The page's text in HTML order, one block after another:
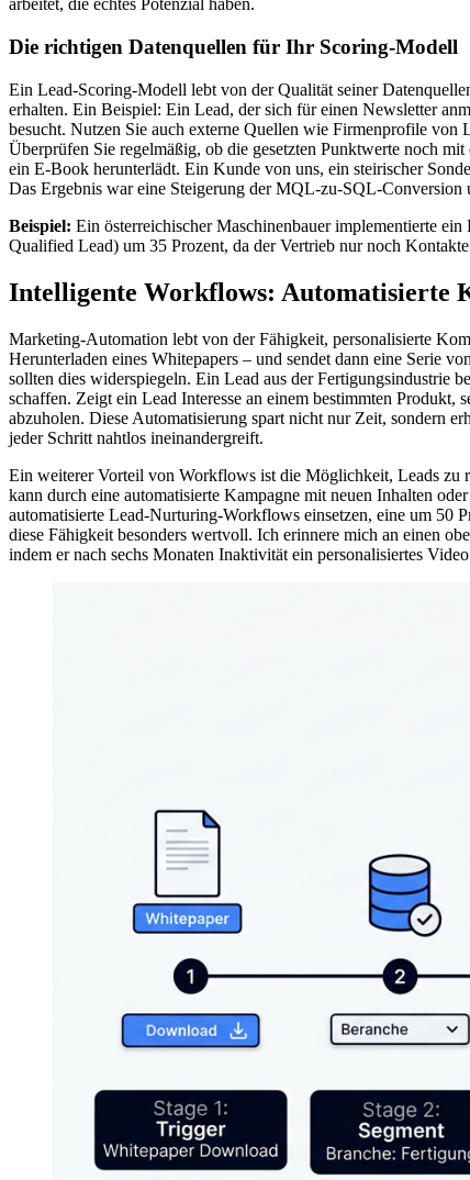
arbeitet, die echtes Potenzial haben.
Die richtigen Datenquellen für Ihr Scoring-Modell
Ein Lead-Scoring-Modell lebt von der Qualität seiner
erhalten. Ein Beispiel: Ein Lead, der sich für einen Newsletter
besucht. Nutzen Sie auch externe Quellen wie Firmenprofile
Überprüfen Sie regelmäßig, ob die gesetzten Punktwerte noch
ein E-Book herunterlädt. Ein Kunde von uns, ein steirischer
Das Ergebnis war eine Steigerung der MQL-zu-SQL-Conversion
Beispiel: Ein österreichischer Maschinenbauer implementierte
Qualified Lead) um 35 Prozent, da der Vertrieb nur noch
Intelligente Workflows: Automatisierte
Marketing-Automation lebt von der Fähigkeit, personalisierte
Herunterladen eines Whitepapers – und sendet dann eine Serie
sollten dies widerspiegeln. Ein Lead aus der Fertigungsindustrie
schaffen. Zeigt ein Lead Interesse an einem bestimmten
abzuholen. Diese Automatisierung spart nicht nur Zeit, sondern
jeder Schritt nahtlos ineinandergreift.
Ein weiterer Vorteil von Workflows ist die Möglichkeit, Leads zu
kann durch eine automatisierte Kampagne mit neuen Inhalten
automatisierte Lead-Nurturing-Workflows einsetzen, eine um 50
diese Fähigkeit besonders wertvoll. Ich erinnere mich an einen
indem er nach sechs Monaten Inaktivität ein personalisiertes